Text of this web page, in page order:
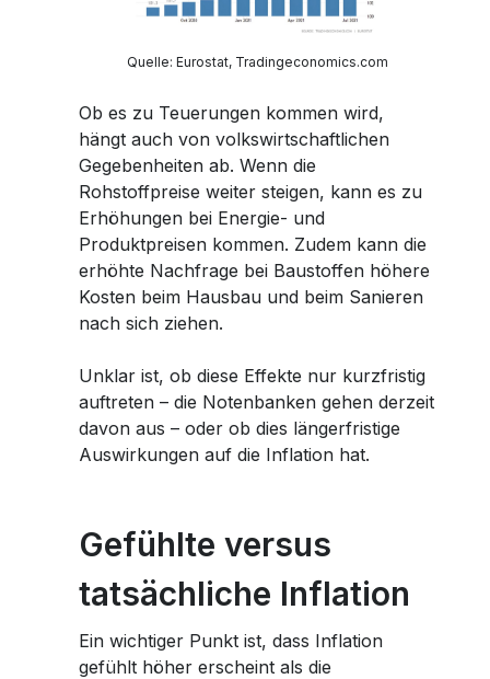
Quelle: Eurostat, Tradingeconomics.com
Ob es zu Teuerungen kommen wird,
hängt auch von volkswirtschaftlichen
Gegebenheiten ab. Wenn die
Rohstoffpreise weiter steigen, kann es zu
Erhöhungen bei Energie- und
Produktpreisen kommen. Zudem kann die
erhöhte Nachfrage bei Baustoffen höhere
Kosten beim Hausbau und beim Sanieren
nach sich ziehen.
Unklar ist, ob diese Effekte nur kurzfristig
auftreten – die Notenbanken gehen derzeit
davon aus – oder ob dies längerfristige
Auswirkungen auf die Inflation hat.
Gefühlte versus
tatsächliche Inflation
Ein wichtiger Punkt ist, dass Inflation
gefühlt höher erscheint als die